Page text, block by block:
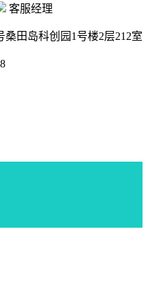
客服经理
田岛科创园1号楼2层212室